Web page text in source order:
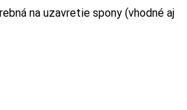
na uzavretie spony (vhodné aj